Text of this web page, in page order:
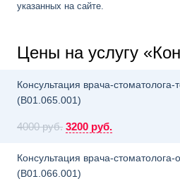
указанных на сайте.
Цены на услугу
Консультация врача-стоматолога-
(B01.065.001)
4000 руб. 3200 руб.
Консультация врача-
(B01.066.001)